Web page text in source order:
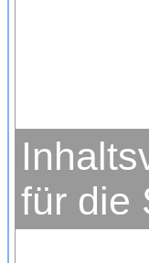
für die